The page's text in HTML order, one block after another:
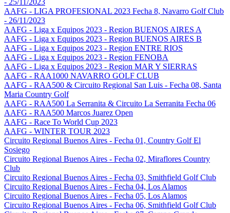
- 25/11/2023
AAFG - LIGA PROFESIONAL 2023 Fecha 8, Navarro Golf Club
- 26/11/2023
AAFG - Liga x Equipos 2023 - Region BUENOS AIRES A
AAFG - Liga x Equipos 2023 - Region BUENOS AIRES B
AAFG - Liga x Equipos 2023 - Region ENTRE RIOS
AAFG - Liga x Equipos 2023 - Region FENOBA
AAFG - Liga x Equipos 2023 - Region MAR Y SIERRAS
AAFG - RAA1000 NAVARRO GOLF CLUB
AAFG - RAA500 & Circuito Regional San Luis - Fecha 08, Santa
Maria Country Golf
AAFG - RAA500 La Serranita & Circuito La Serranita Fecha 06
AAFG - RAA500 Marcos Juarez Open
AAFG - Race To World Cup 2023
AAFG - WINTER TOUR 2023
Circuito Regional Buenos Aires - Fecha 01, Country Golf El
Sosiego
Circuito Regional Buenos Aires - Fecha 02, Miraflores Country
Club
Circuito Regional Buenos Aires - Fecha 03, Smithfield Golf Club
Circuito Regional Buenos Aires - Fecha 04, Los Alamos
Circuito Regional Buenos Aires - Fecha 05, Los Alamos
Circuito Regional Buenos Aires - Fecha 06, Smithfield Golf Club